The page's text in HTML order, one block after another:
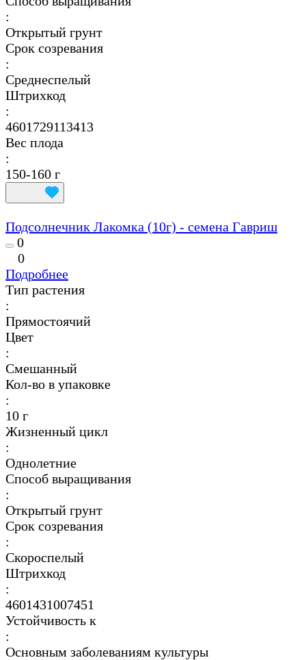
:
Открытый грунт
Срок созревания
:
Среднеспелый
Штрихкод
:
4601729113413
Вес плода
:
150-160 г
Подсолнечник Лакомка (10г) - семена Гавриш
0
0
Подробнее
Тип растения
:
Прямостоячий
Цвет
:
Смешанный
Кол-во в упаковке
:
10 г
Жизненный цикл
:
Однолетние
Способ выращивания
:
Открытый грунт
Срок созревания
:
Скороспелый
Штрихкод
:
4601431007451
Устойчивость к
:
Основным заболеваниям культуры